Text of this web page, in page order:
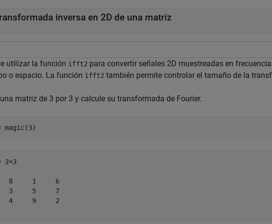
inversa en 2D de una matriz
utilizar la función ifft2 para convertir señales 2D muestreadas en
o espacio. La función ifft2 también permite controlar el tamaño de la
una matriz de 3 por 3 y calcule su transformada de Fourier.
magic(3)
3×3
8     1     6
3     5     7
4     9     2